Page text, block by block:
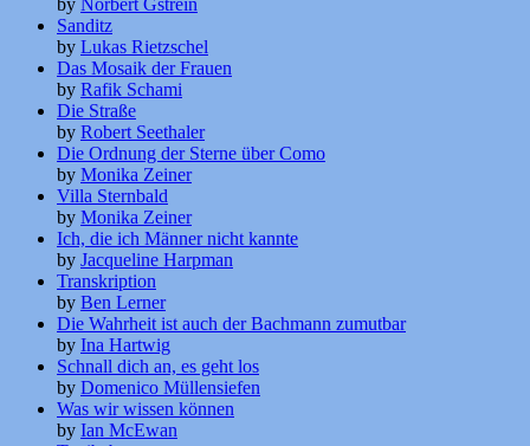
by Norbert Gstrein
Sanditz
by Lukas Rietzschel
Das Mosaik der Frauen
by Rafik Schami
Die Straße
by Robert Seethaler
Die Ordnung der Sterne über Como
by Monika Zeiner
Villa Sternbald
by Monika Zeiner
Ich, die ich Männer nicht kannte
by Jacqueline Harpman
Transkription
by Ben Lerner
Die Wahrheit ist auch der Bachmann zumutbar
by Ina Hartwig
Schnall dich an, es geht los
by Domenico Müllensiefen
Was wir wissen können
by Ian McEwan